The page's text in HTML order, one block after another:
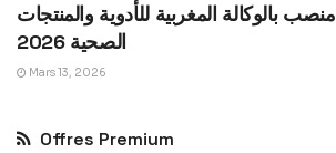
مباراة توظيف 23 منصب بالوكالة المغربية للأدوية والمنتجات
الصحية 2026
Mars 13, 2026
Offres Premium